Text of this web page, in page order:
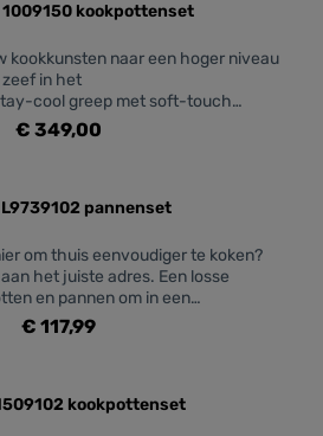
1009150 kookpottenset
kookkunsten naar een hoger niveau
in het
cool greep met soft-touch
Classic+
€ 349,00
L9739102 pannenset
om thuis eenvoudiger te koken?
het juiste adres. Een losse
en pannen om in een
naar de oven en de koelkast*
ontwerp om plaats te
een ultradikke basis voor inductie
€ 117,99
kookpottenset